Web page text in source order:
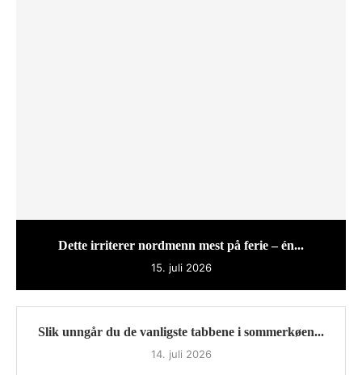
Dette irriterer nordmenn mest på ferie – én...
15. juli 2026
Slik unngår du de vanligste tabbene i sommerkøen...
14. juli 2026